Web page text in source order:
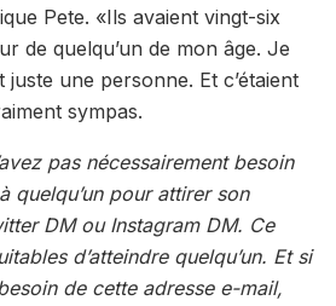
Pete. «Ils avaient vingt-six
de quelqu’un de mon âge. Je
juste une personne. Et c’étaient
sympas.
pas nécessairement besoin
quelqu’un pour attirer son
DM ou Instagram DM. Ce
d’atteindre quelqu’un. Et si
de cette adresse e-mail,